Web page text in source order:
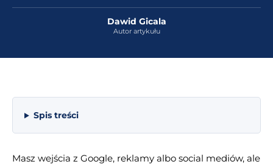
Dawid Gicala
Autor artykułu
Spis treści
Masz wejścia z Google, reklamy albo social mediów, ale